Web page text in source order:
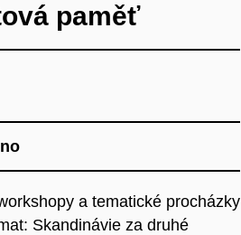
paměť
a tematické procházky
Skandinávie za druhé